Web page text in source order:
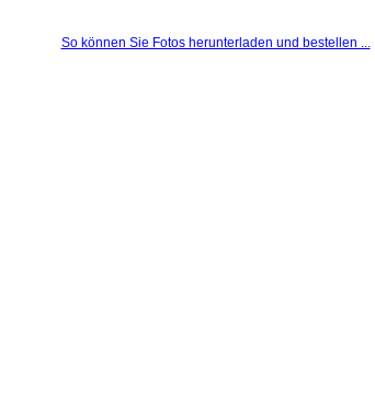
So können Sie Fotos herunterladen und bestellen ...